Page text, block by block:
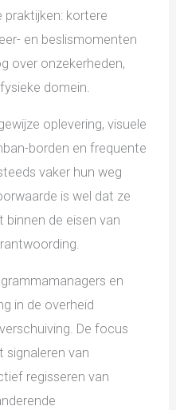
kortere
en beslismomenten
over onzekerheden,
domein.
oplevering, visuele
borden en frequente
vaker hun weg
is wel dat ze
binnen de eisen van
en
in de overheid
De focus
signaleren van
regisseren van